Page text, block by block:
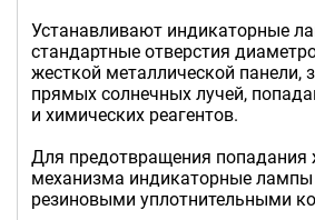
Устанавливают индикаторные
стандартные отверстия
жесткой металлической панели,
прямых солнечных лучей,
и химических реагентов.
Для предотвращения попадания
механизма индикаторные
резиновыми уплотнительными